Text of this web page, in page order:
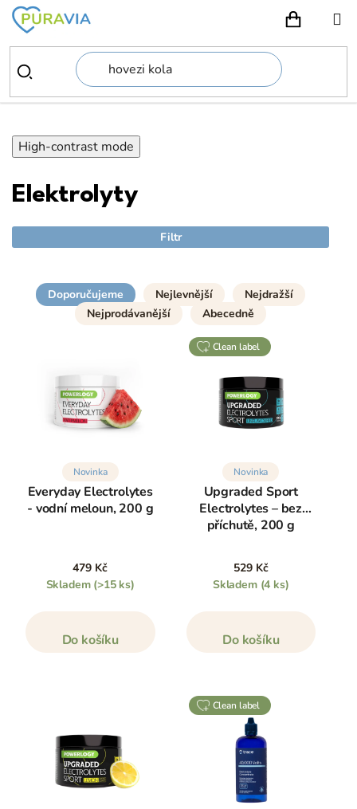
Přejít
obsah
High-contrast mode
Elektrolyty
Filtr
Doporučujeme Nejlevnější
Nejdražší
Nejprodávanější
Abecedně
Novinka
Everyday Electrolytes
- vodní meloun, 200 g
479 Kč
Skladem (>15 ks)
Do košíku
clean label
Novinka
Upgraded Sport
Electrolytes – bez
příchutě, 200 g
529 Kč
Skladem (4 ks)
Do košíku
clean label